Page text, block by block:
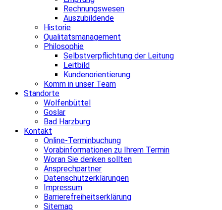
Rechnungswesen
Auszubildende
Historie
Qualitätsmanagement
Philosophie
Selbstverpflichtung der Leitung
Leitbild
Kundenorientierung
Komm in unser Team
Standorte
Wolfenbüttel
Goslar
Bad Harzburg
Kontakt
Online-Terminbuchung
Vorabinformationen zu Ihrem Termin
Woran Sie denken sollten
Ansprechpartner
Datenschutzerklärungen
Impressum
Barrierefreiheitserklärung
Sitemap